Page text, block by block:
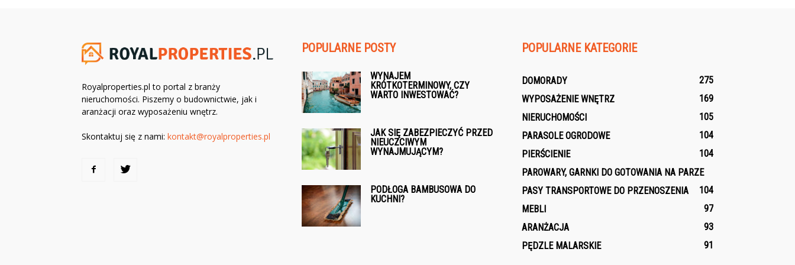
Royalproperties.pl to portal z branży
nieruchomości. Piszemy o budownictwie, jak i
aranżacji oraz wyposażeniu wnętrz.
Skontaktuj się z nami: kontakt@royalproperties.pl
POPULARNE POSTY
WYNAJEM
KRÓTKOTERMINOWY, CZY
WARTO INWESTOWAĆ?
JAK SIĘ ZABEZPIECZYĆ PRZED
NIEUCZCIWYM
WYNAJMUJĄCYM?
PODŁOGA BAMBUSOWA DO
KUCHNI?
POPULARNE KATEGORIE
DOMORADY
275
WYPOSAŻENIE WNĘTRZ
169
NIERUCHOMOŚCI
105
PARASOLE OGRODOWE
104
PIERŚCIENIE
104
PAROWARY, GARNKI DO GOTOWANIA NA PARZE
104
PASY TRANSPORTOWE DO PRZENOSZENIA
MEBLI
97
ARANŻACJA
93
PĘDZLE MALARSKIE
91